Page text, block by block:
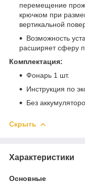
перемещение
крючком при
вертикальной
Возможность
расширяет сферу
Комплектация:
Фонарь 1 шт.
Инструкция по
Без
Скрыть
Характеристики
Основные